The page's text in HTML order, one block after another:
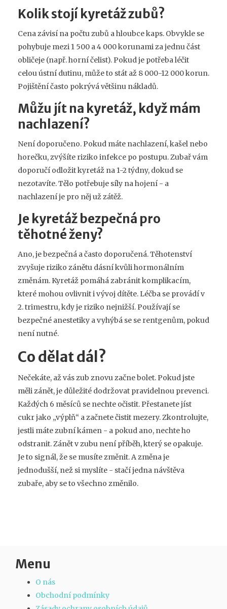
Kolik stojí kyretáž zubů?
Cena závisí na počtu zubů a hloubce kaps. Obvykle se
pohybuje mezi 1 500 a 4 000 korunami za jednu část
obličeje (např. horní čelist). Pokud je potřeba léčit
celou ústní dutinu, může to stát až 8 000-12 000 korun.
Pojištění často pokrývá většinu nákladů.
Můžu jít na kyretáž, když mám
nachlazení?
Není doporučeno. Pokud máte nachlazení, kašel nebo
horečku, zvýšíte riziko infekce po postupu. Zubař vám
doporučí odložit kyretáž na 1-2 týdny, dokud se
nezotavíte. Tělo potřebuje síly na hojení - a
nachlazení je pro něj už zátěž.
Je kyretáž bezpečná pro
těhotné ženy?
Ano, je bezpečná a často doporučená. Těhotenství
zvyšuje riziko zánětu dásní kvůli hormonálním
změnám. Kyretáž pomáhá zabránit komplikacím,
které mohou ovlivnit i vývoj dítěte. Léčba se provádí v
2. trimestru, kdy je riziko nejnižší. Používají se
bezpečné anestetiky a vyhýbá se se rentgenům, pokud
není nutné.
Co dělat dál?
Nečekáte, až vás zub znovu začne bolet. Pokud jste
měli zánět, je důležité dodržovat pravidelnou prevenci.
Každých 6 měsíců se nechte očistit. Přestanete jíst
cukr jako „výplň“ a začnete čistit mezery. Zkontrolujte,
jestli máte zubní kámen - a pokud ano, nechte ho
odstranit. Zánět v zubu není příběh, který se opakuje.
Je to signál, že se musíte změnit. A změna je
jednodušší, než si myslíte - stačí jedna návštěva
zubaře, aby se to všechno změnilo.
Menu
O nás
Obchodní podmínky